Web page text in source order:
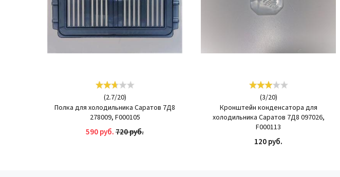
(2.7/20)
Полка для холодильника Саратов 7Д8
278009, F000105
590 руб.720 руб.
(3/20)
Кронштейн конденсатора для
холодильника Саратов 7Д8 097026,
F000113
120 руб.